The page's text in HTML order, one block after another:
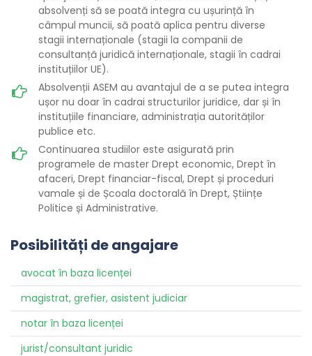
absolvenți să se poată integra cu ușurință în
câmpul muncii, să poată aplica pentru diverse
stagii internaționale (stagii la companii de
consultanță juridică internaționale, stagii în cadrai
instituțiilor UE).
Absolvenții ASEM au avantajul de a se putea integra
ușor nu doar în cadrai structurilor juridice, dar și în
instituțiile financiare, administrația autorităților
publice etc.
Continuarea studiilor este asigurată prin
programele de master Drept economic, Drept în
afaceri, Drept financiar-fiscal, Drept și proceduri
vamale și de Școala doctorală în Drept, Științe
Politice și Administrative.
Posibilități de angajare
avocat în baza licenței
magistrat, grefier, asistent judiciar
notar în baza licenței
jurist/consultant juridic